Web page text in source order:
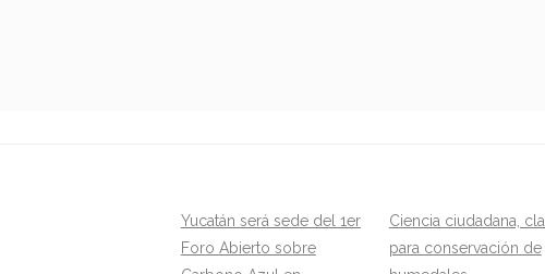
Yucatán será sede del 1er
Foro Abierto sobre
Ciencia ciudadana,
para conservación de